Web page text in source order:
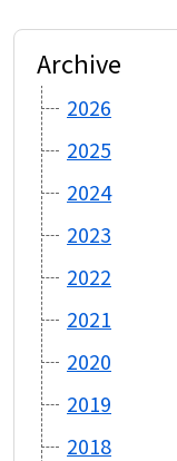
Archive
2026
2025
2024
2023
2022
2021
2020
2019
2018